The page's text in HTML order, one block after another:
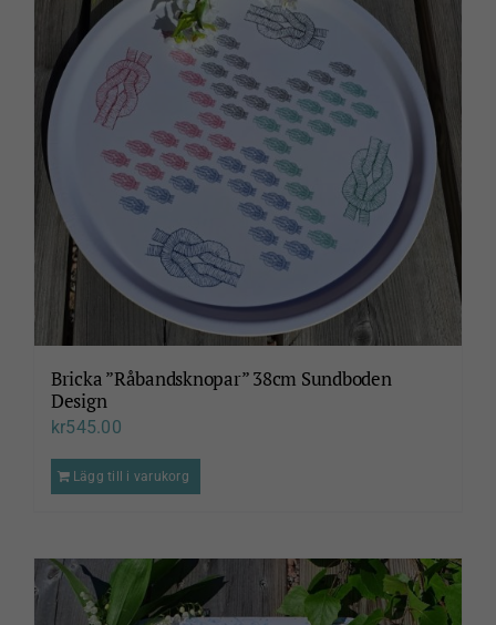
Bricka ”Råbandsknopar” 38cm Sundboden
Design
kr545.00
Lägg till i varukorg